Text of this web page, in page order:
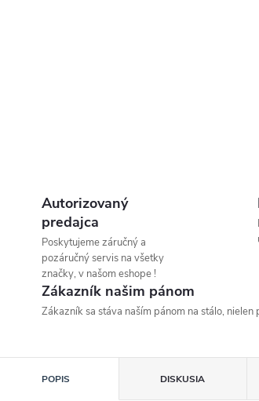
Autorizovaný
predajca
Poskytujeme záručný a
pozáručný servis na všetky
značky, v našom eshope !
Zákazník našim pánom
Zákazník sa stáva naším pánom na stálo, nielen
POPIS DISKUSIA